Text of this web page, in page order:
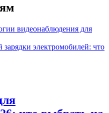
видеонаблюдения для
электромобилей: что